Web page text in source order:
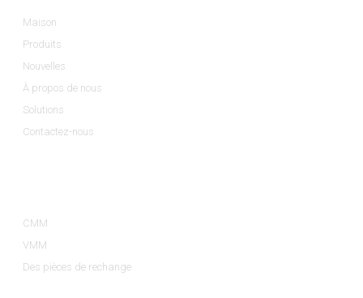
Maison
Produits
Nouvelles
À propos de nous
Solutions
Contactez-nous
CMM
VMM
Des pièces de rechange